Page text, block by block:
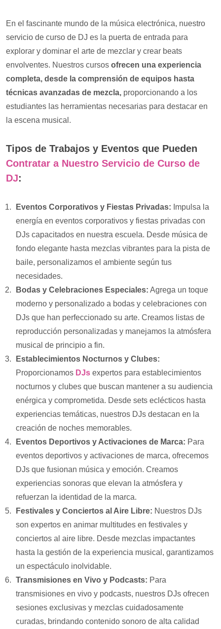
En el fascinante mundo de la música electrónica, nuestro
servicio de curso de DJ es la puerta de entrada para
explorar y dominar el arte de mezclar y crear beats
envolventes. Nuestros cursos ofrecen una experiencia
completa, desde la comprensión de equipos hasta
técnicas avanzadas de mezcla, proporcionando a los
estudiantes las herramientas necesarias para destacar en
la escena musical.
Tipos de Trabajos y Eventos que Pueden
Contratar a Nuestro Servicio de Curso de
DJ:
Eventos Corporativos y Fiestas Privadas: Impulsa la
energía en eventos corporativos y fiestas privadas con
DJs capacitados en nuestra escuela. Desde música de
fondo elegante hasta mezclas vibrantes para la pista de
baile, personalizamos el ambiente según tus
necesidades.
Bodas y Celebraciones Especiales: Agrega un toque
moderno y personalizado a bodas y celebraciones con
DJs que han perfeccionado su arte. Creamos listas de
reproducción personalizadas y manejamos la atmósfera
musical de principio a fin.
Establecimientos Nocturnos y Clubes:
Proporcionamos DJs expertos para establecimientos
nocturnos y clubes que buscan mantener a su audiencia
enérgica y comprometida. Desde sets eclécticos hasta
experiencias temáticas, nuestros DJs destacan en la
creación de noches memorables.
Eventos Deportivos y Activaciones de Marca: Para
eventos deportivos y activaciones de marca, ofrecemos
DJs que fusionan música y emoción. Creamos
experiencias sonoras que elevan la atmósfera y
refuerzan la identidad de la marca.
Festivales y Conciertos al Aire Libre: Nuestros DJs
son expertos en animar multitudes en festivales y
conciertos al aire libre. Desde mezclas impactantes
hasta la gestión de la experiencia musical, garantizamos
un espectáculo inolvidable.
Transmisiones en Vivo y Podcasts: Para
transmisiones en vivo y podcasts, nuestros DJs ofrecen
sesiones exclusivas y mezclas cuidadosamente
curadas, brindando contenido sonoro de alta calidad